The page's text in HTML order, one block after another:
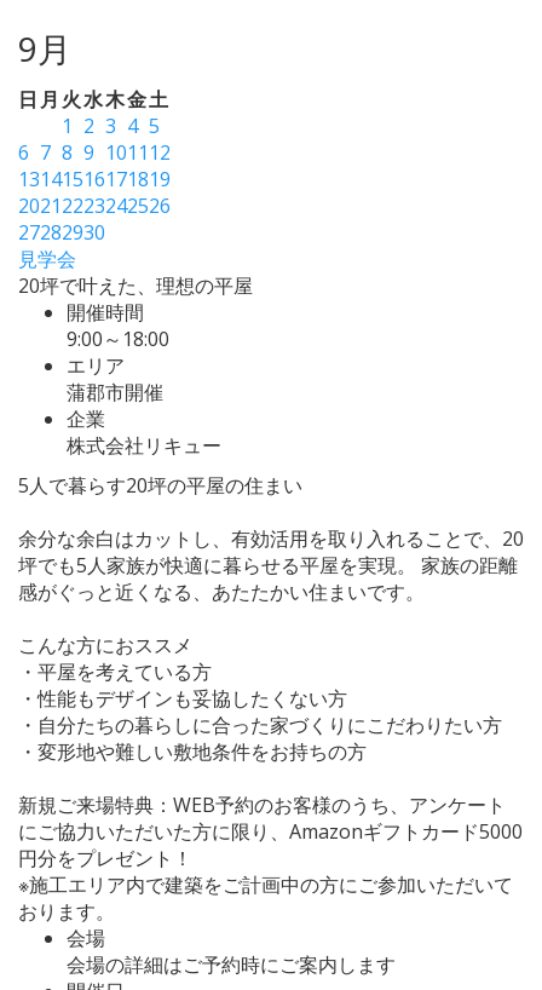
9月
日 月 火水木金土
1 2 3 4 5
6 7 8 9 1011 12
13141516171819
20212223242526
27282930
見学会
20坪で叶えた、理想の平屋
開催時間
9:00～18:00
エリア
蒲郡市開催
企業
株式会社リキュー
5人で暮らす20坪の平屋の住まい
余分な余白はカットし、有効活用を取り入れることで、20
坪でも5人家族が快適に暮らせる平屋を実現。 家族の距離
感がぐっと近くなる、あたたかい住まいです。
こんな方におススメ
・平屋を考えている方
・性能もデザインも妥協したくない方
・自分たちの暮らしに合った家づくりにこだわりたい方
・変形地や難しい敷地条件をお持ちの方
新規ご来場特典：WEB予約のお客様のうち、アンケート
にご協力いただいた方に限り、Amazonギフトカード5000
円分をプレゼント！
※施工エリア内で建築をご計画中の方にご参加いただいて
おります。
会場
会場の詳細はご予約時にご案内します